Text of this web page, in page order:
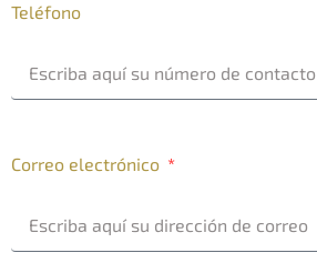
Teléfono
Correo electrónico